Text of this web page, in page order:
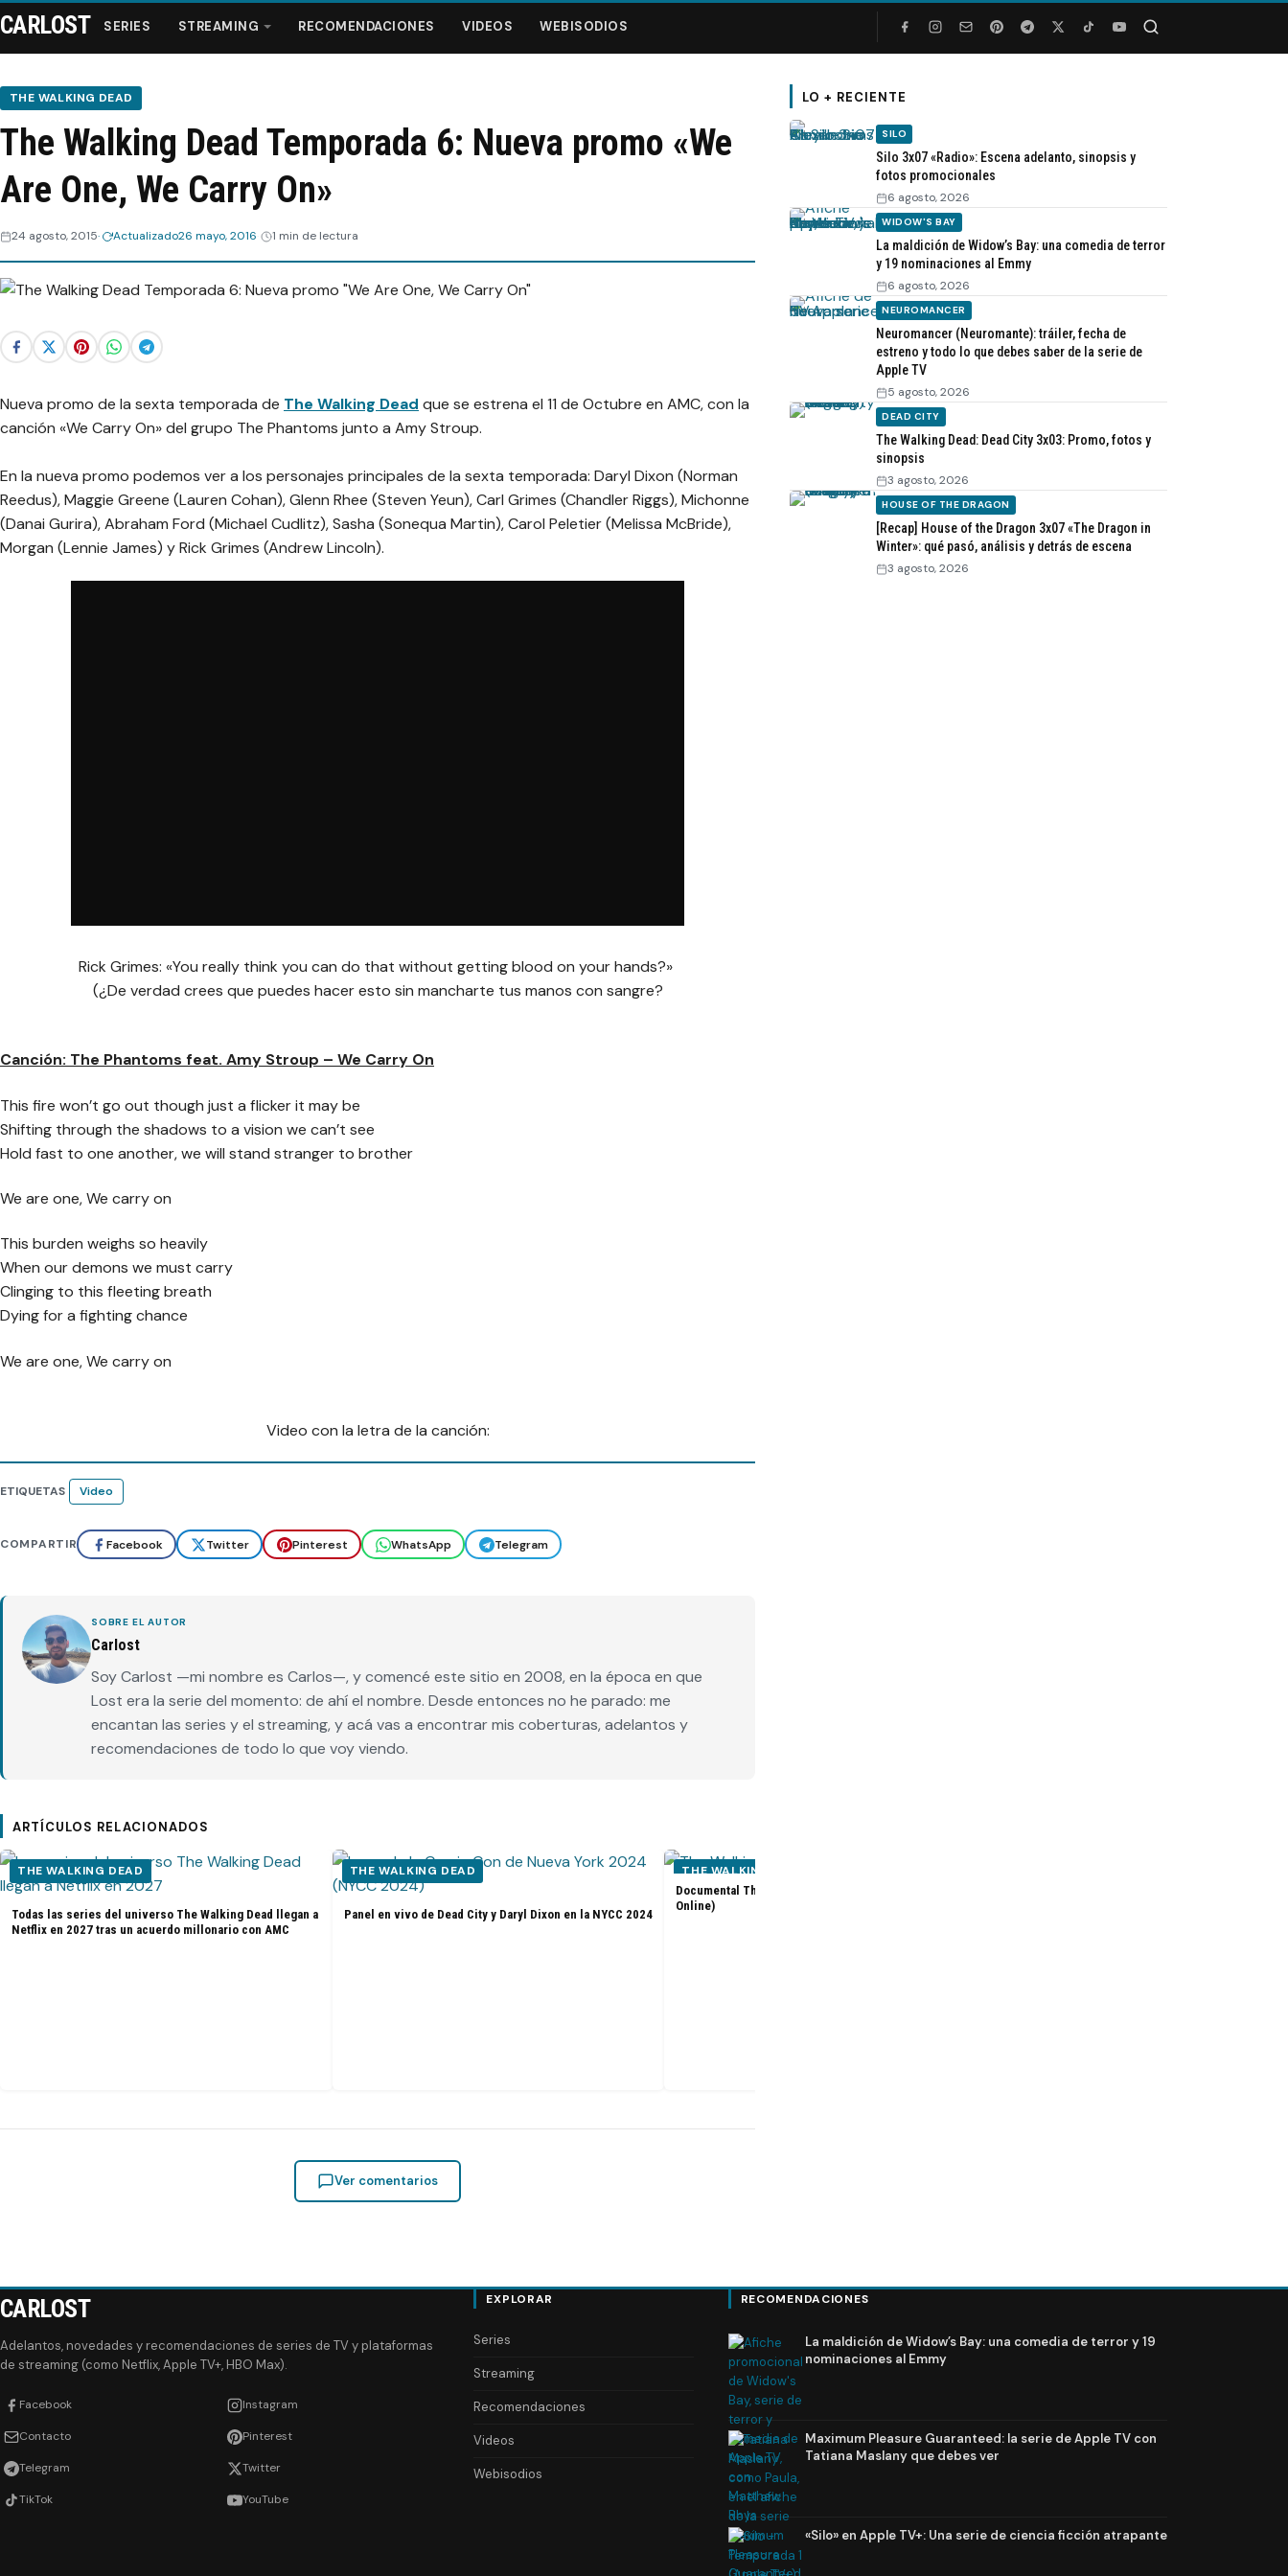
Series
Streaming
Webisodios
CARLOST SERIES STREAMING RECOMENDACIONES VIDEOS WEBISODIOS
THE WALKING DEAD
The Walking Dead Temporada 6: Nueva promo «We
Are One, We Carry On»
24 agosto, 2015 Actualizado26 mayo, 2016 1 min de lectura
Nueva promo de la sexta temporada de The Walking Dead que se estrena el 11 de Octubre en AMC, con la
canción «We Carry On» del grupo The Phantoms junto a Amy Stroup.
En la nueva promo podemos ver a los personajes principales de la sexta temporada: Daryl Dixon (Norman
Reedus), Maggie Greene (Lauren Cohan), Glenn Rhee (Steven Yeun), Carl Grimes (Chandler Riggs), Michonne
(Danai Gurira), Abraham Ford (Michael Cudlitz), Sasha (Sonequa Martin), Carol Peletier (Melissa McBride),
Morgan (Lennie James) y Rick Grimes (Andrew Lincoln).
Rick Grimes: «You really think you can do that without getting blood on your hands?»
(¿De verdad crees que puedes hacer esto sin mancharte tus manos con sangre?
Canción: The Phantoms feat. Amy Stroup – We Carry On
This fire won’t go out though just a flicker it may be
Shifting through the shadows to a vision we can’t see
Hold fast to one another, we will stand stranger to brother
We are one, We carry on
This burden weighs so heavily
When our demons we must carry
Clinging to this fleeting breath
Dying for a fighting chance
We are one, We carry on
Video con la letra de la canción:
ETIQUETAS Video
COMPARTIR Facebook Twitter Pinterest WhatsApp Telegram
SOBRE EL AUTOR
Carlost
Soy Carlost —mi nombre es Carlos—, y comencé este sitio en 2008, en la época en que
Lost era la serie del momento: de ahí el nombre. Desde entonces no he parado: me
encantan las series y el streaming, y acá vas a encontrar mis coberturas, adelantos y
recomendaciones de todo lo que voy viendo.
ARTÍCULOS RELACIONADOS
THE WALKING DEAD
Todas las series del universo The Walking Dead llegan a
Netflix en 2027 tras un acuerdo millonario con AMC
THE WALKING DEAD
Panel en vivo de Dead City y Daryl Dixon en la NYCC 2024
THE WALKING DEAD
Documental The Walking Dead: The Return (Subtitulado
Online)
Ver comentarios
LO + RECIENTE
SILO
Silo 3x07 «Radio»: Escena adelanto, sinopsis y
fotos promocionales
6 agosto, 2026
WIDOW'S BAY
La maldición de Widow’s Bay: una comedia de terror
y 19 nominaciones al Emmy
6 agosto, 2026
NEUROMANCER
Neuromancer (Neuromante): tráiler, fecha de
estreno y todo lo que debes saber de la serie de
Apple TV
5 agosto, 2026
DEAD CITY
The Walking Dead: Dead City 3x03: Promo, fotos y
sinopsis
3 agosto, 2026
HOUSE OF THE DRAGON
[Recap] House of the Dragon 3x07 «The Dragon in
Winter»: qué pasó, análisis y detrás de escena
3 agosto, 2026
CARLOST
Adelantos, novedades y recomendaciones de series de TV y plataformas
de streaming (como Netflix, Apple TV+, HBO Max).
Facebook Instagram
Contacto Pinterest
Telegram Twitter
TikTok YouTube
EXPLORAR
Series
Streaming
Recomendaciones
Videos
Webisodios
RECOMENDACIONES
La maldición de Widow’s Bay: una comedia de terror y 19
nominaciones al Emmy
Maximum Pleasure Guaranteed: la serie de Apple TV con
Tatiana Maslany que debes ver
«Silo» en Apple TV+: Una serie de ciencia ficción atrapante